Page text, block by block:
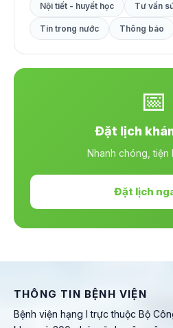
Nội tiết - huyết học Tư vấn
Tin trong nước Thông báo
📅
Đặt lịch
Nhanh chóng, tiện
Đặt lịch
THÔNG TIN BỆNH VIỆN
Bệnh viện hạng I trực thuộc Bộ